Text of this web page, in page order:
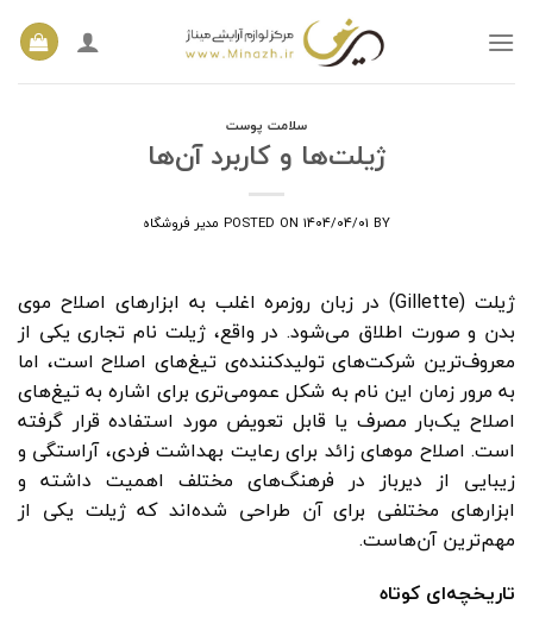
سلامت پوست
ژیلت‌ها و کاربرد آن‌ها
POSTED ON ۱۴۰۴/۰۴/۰۱ BY مدیر فروشگاه
ژیلت (Gillette) در زبان روزمره اغلب به ابزارهای اصلاح موی
بدن و صورت اطلاق می‌شود. در واقع، ژیلت نام تجاری یکی از
معروف‌ترین شرکت‌های تولیدکننده‌ی تیغ‌های اصلاح است، اما
به مرور زمان این نام به شکل عمومی‌تری برای اشاره به تیغ‌های
اصلاح یک‌بار مصرف یا قابل تعویض مورد استفاده قرار گرفته
است. اصلاح موهای زائد برای رعایت بهداشت فردی، آراستگی و
زیبایی از دیرباز در فرهنگ‌های مختلف اهمیت داشته و
ابزارهای مختلفی برای آن طراحی شده‌اند که ژیلت یکی از
مهم‌ترین آن‌هاست.
تاریخچه‌ای کوتاه